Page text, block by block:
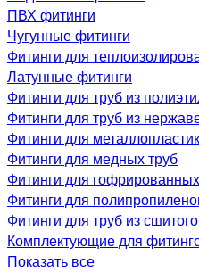
ПВХ фитинги
Чугунные фитинги
Фитинги для
Латунные фитинги
Фитинги для труб из
Фитинги для труб из
Фитинги для
Фитинги для медных труб
Фитинги для
Фитинги для
Фитинги для труб из
Комплектующие для
Показать все